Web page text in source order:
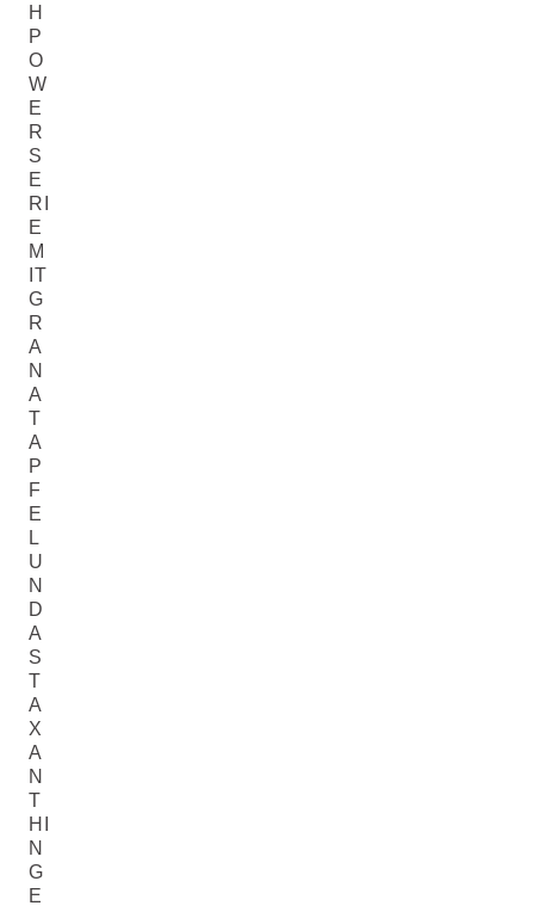
H
P
O
W
E
R
S
E
RI
E
M
IT
G
R
A
N
A
T
A
P
F
E
L
U
N
D
A
S
T
A
X
A
N
T
HI
N
G
E